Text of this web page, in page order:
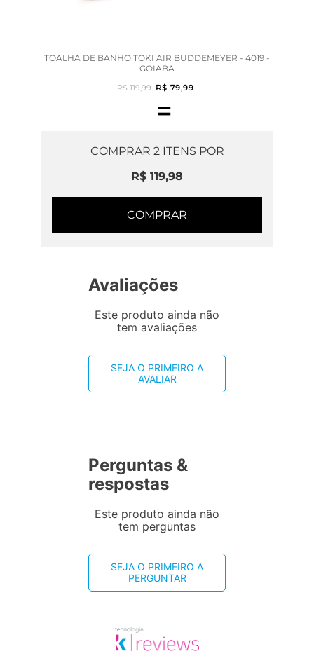
TOALHA DE BANHO TOKI AIR BUDDEMEYER - 4019 -
GOIABA
R$ 119,99 R$ 79,99
=
COMPRAR 2ITENS POR
R$ 119,98
COMPRAR
Avaliações
Este produto ainda não
tem avaliações
SEJA O PRIMEIRO A
AVALIAR
Perguntas &
respostas
Este produto ainda não
tem perguntas
SEJA O PRIMEIRO A
PERGUNTAR